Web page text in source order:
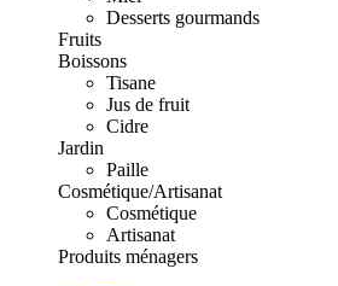
Desserts gourmands
Fruits
Boissons
Tisane
Jus de fruit
Cidre
Jardin
Paille
Cosmétique/Artisanat
Cosmétique
Artisanat
Produits ménagers